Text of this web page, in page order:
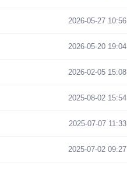
2026-05-27 10:56
2026-05-20 19:04
2026-02-05 15:08
2025-08-02 15:54
2025-07-07 11:33
2025-07-02 09:27